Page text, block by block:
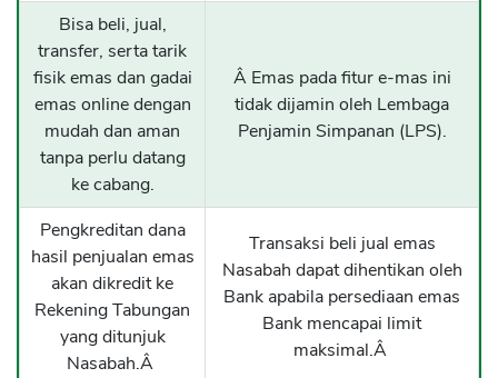
Bisa beli, jual,
transfer, serta tarik
fisik emas dan gadai
emas online dengan
mudah dan aman
tanpa perlu datang
ke cabang.
Â Emas pada fitur e-mas ini
tidak dijamin oleh Lembaga
Penjamin Simpanan (LPS).
Pengkreditan dana
hasil penjualan emas
akan dikredit ke
Rekening Tabungan
yang ditunjuk
Nasabah.Â
Transaksi beli jual emas
Nasabah dapat dihentikan oleh
Bank apabila persediaan emas
Bank mencapai limit
maksimal.Â